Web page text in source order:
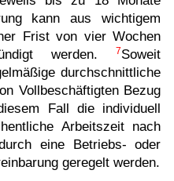
kann aus wichtigem
Frist von vier Wochen
werden.
7Soweit
durchschnittliche
Vollbeschäftigten Bezug
Fall die individuell
Arbeitszeit nach
eine Betriebs- oder
geregelt werden.